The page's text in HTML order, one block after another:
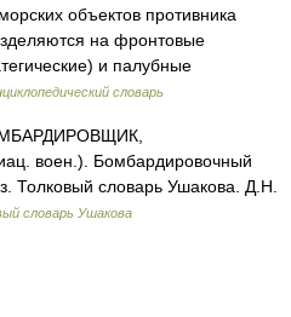
объектов противника
на фронтовые
и палубные
словарь
воен.). Бомбардировочный
Толковый словарь Ушакова. Д.Н.
словарь Ушакова